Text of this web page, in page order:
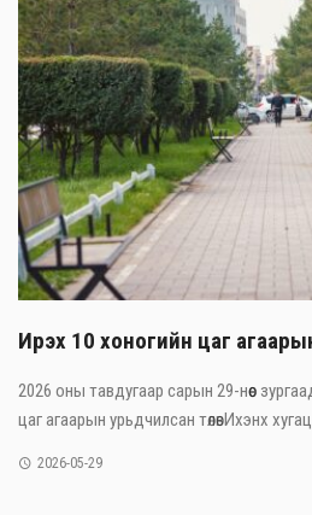
Ирэх 10 хоногийн цаг
2026 оны тавдугаар сарын 29-нөөс
цаг агаарын урьдчилсан төлөвИхэнх
2026-05-29